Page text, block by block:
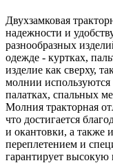
Двухзамковая
надежности и
разнообразных
одежде - куртках,
изделие как сверху,
молнии используются
палатках, спальных
Молния тракторная
что достигается
и окантовки, а также
переплетением и
гарантирует высокую